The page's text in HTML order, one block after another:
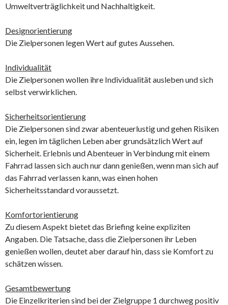
Umweltverträglichkeit und Nachhaltigkeit.
Designorientierung
Die Zielpersonen legen Wert auf gutes Aussehen.
Individualität
Die Zielpersonen wollen ihre Individualität ausleben und sich
selbst verwirklichen.
Sicherheitsorientierung
Die Zielpersonen sind zwar abenteuerlustig und gehen Risiken
ein, legen im täglichen Leben aber grundsätzlich Wert auf
Sicherheit. Erlebnis und Abenteuer in Verbindung mit einem
Fahrrad lassen sich auch nur dann genießen, wenn man sich auf
das Fahrrad verlassen kann, was einen hohen
Sicherheitsstandard voraussetzt.
Komfortorientierung
Zu diesem Aspekt bietet das Briefing keine expliziten
Angaben. Die Tatsache, dass die Zielpersonen ihr Leben
genießen wollen, deutet aber darauf hin, dass sie Komfort zu
schätzen wissen.
Gesamtbewertung
Die Einzelkriterien sind bei der Zielgruppe 1 durchweg positiv